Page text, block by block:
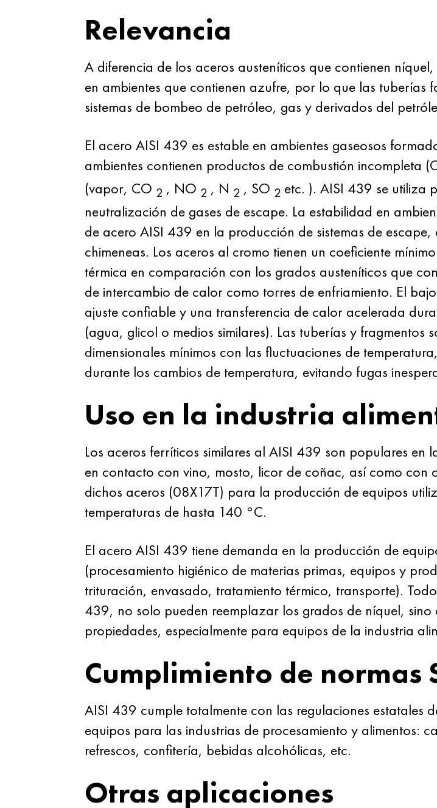
Relevancia
A diferencia de los aceros austeníticos que contienen
en ambientes que contienen azufre, por lo que las tuberías
sistemas de bombeo de petróleo, gas y derivados del
El acero AISI 439 es estable en ambientes gaseosos
ambientes contienen productos de combustión incompleta
(vapor, CO 2, NO 2, N 2, SO 2 etc. ). AISI 439 se utiliza
neutralización de gases de escape. La estabilidad en
de acero AISI 439 en la producción de sistemas de
chimeneas. Los aceros al cromo tienen un coeficiente
térmica en comparación con los grados austeníticos que
de intercambio de calor como torres de enfriamiento. El
ajuste confiable y una transferencia de calor acelerada
(agua, glicol o medios similares). Las tuberías y
dimensionales mínimos con las fluctuaciones de
durante los cambios de temperatura, evitando fugas
Uso en la industria
Los aceros ferríticos similares al AISI 439 son populares
en contacto con vino, mosto, licor de coñac, así como con
dichos aceros (08X17T) para la producción de equipos
temperaturas de hasta 140 °C.
El acero AISI 439 tiene demanda en la producción de
(procesamiento higiénico de materias primas, equipos y
trituración, envasado, tratamiento térmico, transporte).
439, no solo pueden reemplazar los grados de níquel, sino
propiedades, especialmente para equipos de la industria
Cumplimiento de normas
AISI 439 cumple totalmente con las regulaciones estatales
equipos para las industrias de procesamiento y alimentos:
refrescos, confitería, bebidas alcohólicas, etc.
Otras aplicaciones